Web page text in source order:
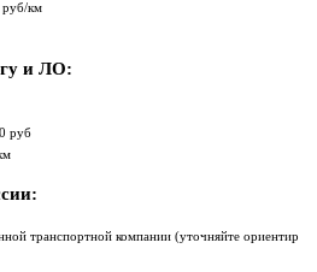
км
и ЛО:
руб
транспортной компании (уточняйте ориентир